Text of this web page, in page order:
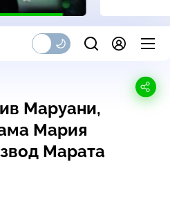
Маруани,
Мария
Марата